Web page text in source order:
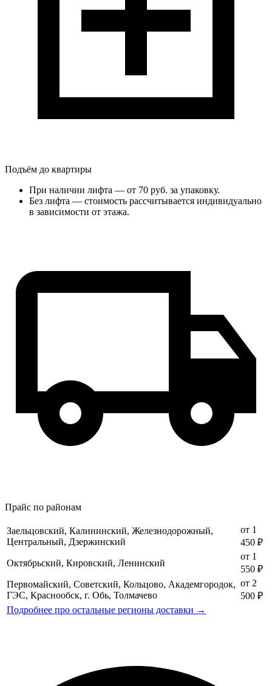
Подъём до квартиры
При наличии лифта — от 70 руб. за упаковку.
Без лифта — стоимость рассчитывается индивидуально
в зависимости от этажа.
Прайс по районам
Заельцовский, Калининский, Железнодорожный,
Центральный, Дзержинский
от 1
450 ₽
Октябрьский, Кировский, Ленинский
от 1
550 ₽
Первомайский, Советский, Кольцово, Академгородок,
ГЭС, Краснообск, г. Обь, Толмачево
от 2
500 ₽
Подробнее про остальные регионы доставки →